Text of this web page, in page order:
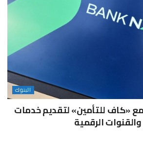
البنوك
«كاف للتأمين» لتقديم خدمات
الرقمية